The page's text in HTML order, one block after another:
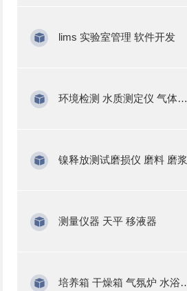
lims 实验室管理 软件开发
环境检测 水质测定仪 气体分析
镍释放测试磨损仪 磨料 磨浆
测量仪器 天平 移液器
培养箱 干燥箱 气氛炉 水浴锅 振荡器